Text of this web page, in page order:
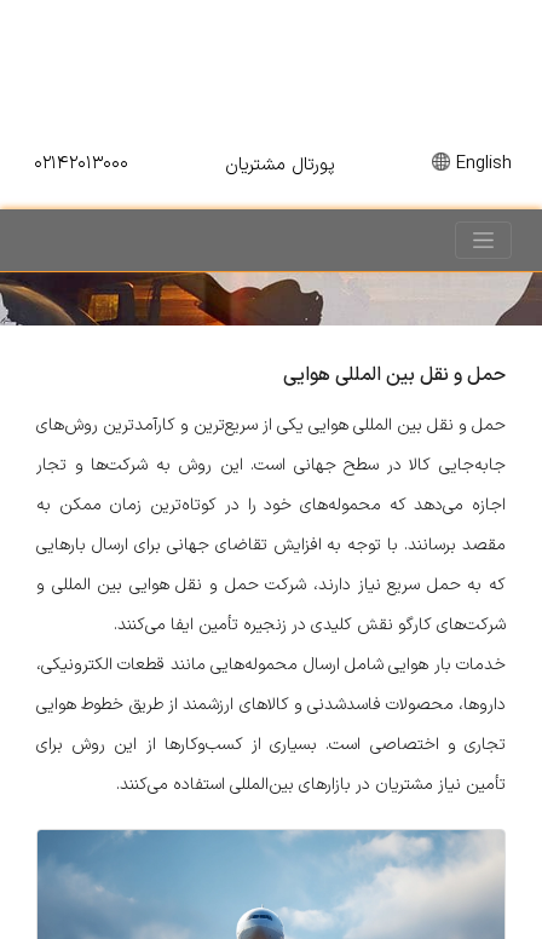
English پورتال مشتریان ۰۲۱۴۲۰۱۳۰۰۰
حمل و نقل بین المللی هوایی
حمل و نقل بین المللی هوایی یکی از سریع‌ترین و کارآمدترین روش‌های
جابه‌جایی کالا در سطح جهانی است. این روش به شرکت‌ها و تجار
اجازه می‌دهد که محموله‌های خود را در کوتاه‌ترین زمان ممکن به
مقصد برسانند. با توجه به افزایش تقاضای جهانی برای ارسال بارهایی
که به حمل سریع نیاز دارند، شرکت حمل و نقل هوایی بین المللی و
شرکت‌های کارگو نقش کلیدی در زنجیره تأمین ایفا می‌کنند.
خدمات بار هوایی شامل ارسال محموله‌هایی مانند قطعات الکترونیکی،
داروها، محصولات فاسدشدنی و کالاهای ارزشمند از طریق خطوط هوایی
تجاری و اختصاصی است. بسیاری از کسب‌وکارها از این روش برای
تأمین نیاز مشتریان در بازارهای بین‌المللی استفاده می‌کنند.